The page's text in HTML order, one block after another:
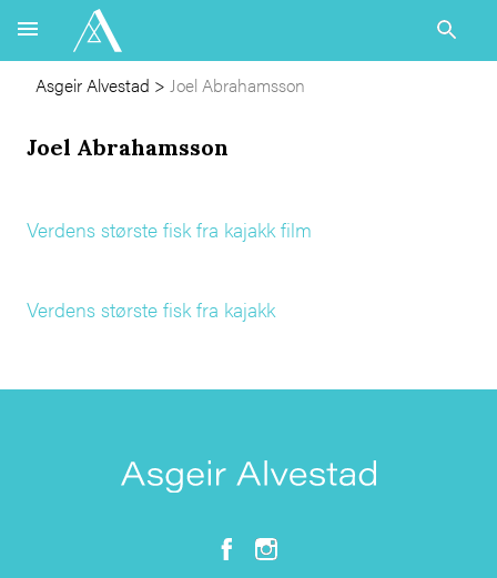
Asgeir Alvestad > Joel Abrahamsson
Joel Abrahamsson
Verdens største fisk fra kajakk film
Verdens største fisk fra kajakk